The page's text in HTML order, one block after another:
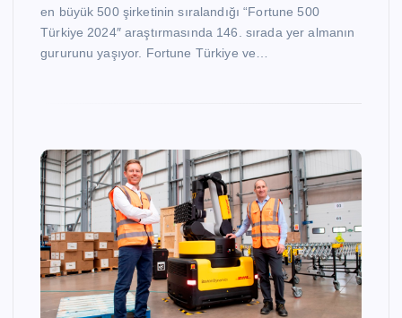
en büyük 500 şirketinin sıralandığı “Fortune 500
Türkiye 2024″ araştırmasında 146. sırada yer almanın
gururunu yaşıyor. Fortune Türkiye ve…